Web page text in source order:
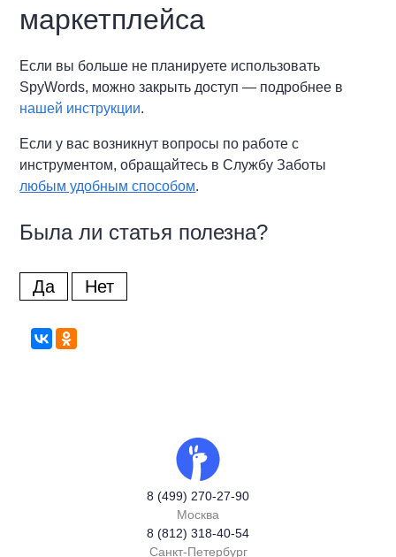
маркетплейса
Если вы больше не планируете использовать
SpyWords, можно закрыть доступ — подробнее в
нашей инструкции.
Если у вас возникнут вопросы по работе с
инструментом, обращайтесь в Службу Заботы
любым удобным способом.
Была ли статья полезна?
Да Нет
8 (499) 270-27-90
Москва
8 (812) 318-40-54
Санкт-Петербург